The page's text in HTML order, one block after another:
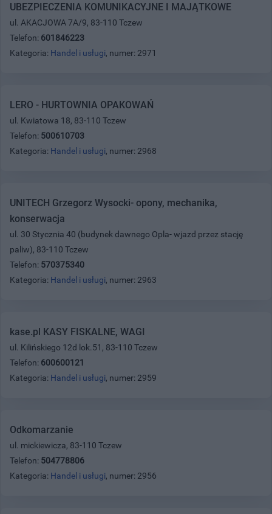
UBEZPIECZENIA KOMUNIKACYJNE I MAJĄTKOWE
ul. AKACJOWA 7A/9, 83-110 Tczew
Telefon: 601846223
Kategoria: Handel i usługi, numer: 2971
LERO - HURTOWNIA OPAKOWAŃ
ul. Kwiatowa 18, 83-110 Tczew
Telefon: 500610703
Kategoria: Handel i usługi, numer: 2968
UNITECH Grzegorz Wysocki- opony, mechanika,
konserwacja
ul. 30 Stycznia 40 (budynek dawnego Opla- wjazd przez stację
paliw), 83-110 Tczew
Telefon: 570375340
Kategoria: Handel i usługi, numer: 2963
kase.pl KASY FISKALNE, WAGI
ul. Kilińskiego 12d lok.51, 83-110 Tczew
Telefon: 600600121
Kategoria: Handel i usługi, numer: 2959
Odkomarzanie
ul. mickiewicza, 83-110 Tczew
Telefon: 504778806
Kategoria: Handel i usługi, numer: 2956